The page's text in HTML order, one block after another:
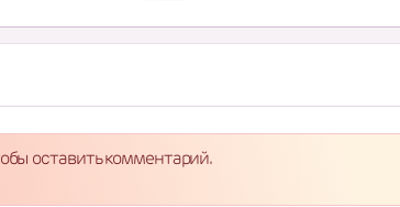
оставить комментарий.